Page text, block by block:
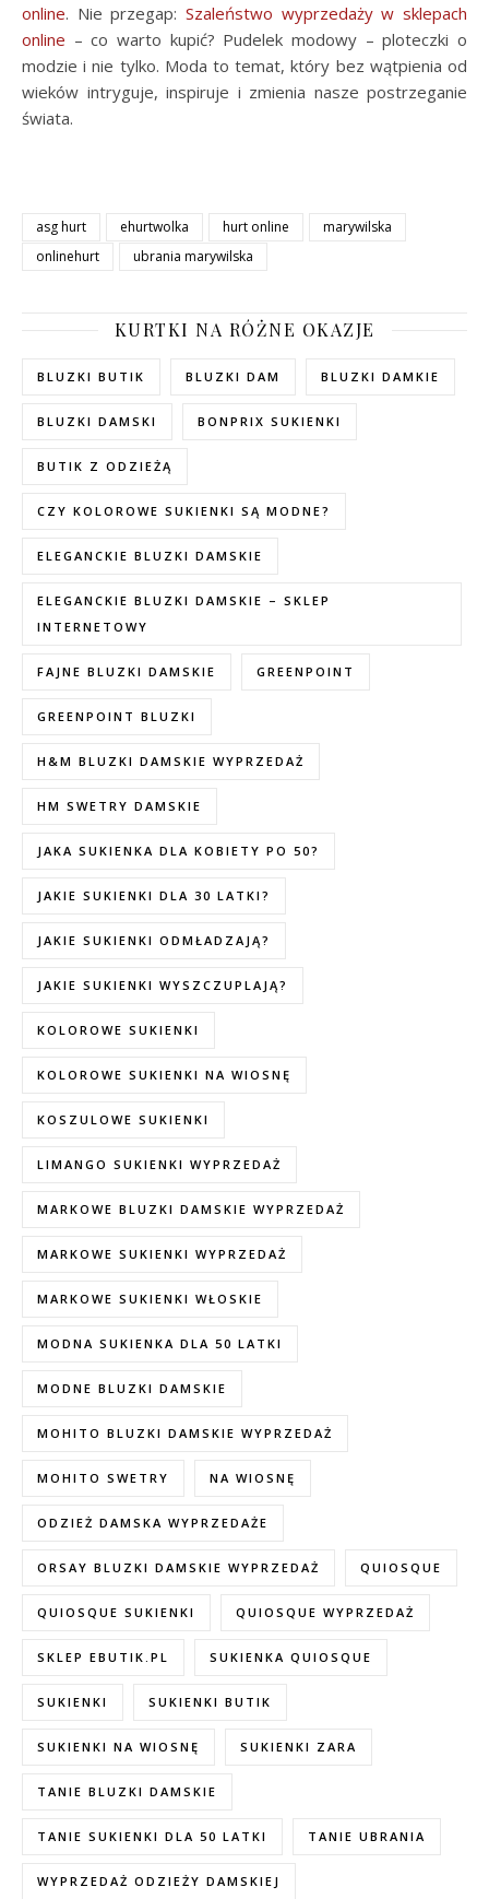
online. Nie przegap: Szaleństwo wyprzedaży w sklepach
online – co warto kupić? Pudelek modowy – ploteczki o
modzie i nie tylko. Moda to temat, który bez wątpienia od
wieków intryguje, inspiruje i zmienia nasze postrzeganie
świata.
asg hurt ehurtwolka hurt online
marywilska
onlinehurt
ubrania marywilska
KURTKI NA RÓŻNE OKAZJE
BLUZKI BUTIK BLUZKI DAM BLUZKI DAMKIE
BLUZKI DAMSKI BONPRIX SUKIENKI
BUTIK Z ODZIEŻĄ
CZY KOLOROWE SUKIENKI SĄ MODNE?
ELEGANCKIE BLUZKI DAMSKIE
ELEGANCKIE BLUZKI DAMSKIE – SKLEP
INTERNETOWY
FAJNE BLUZKI DAMSKIE GREENPOINT
GREENPOINT BLUZKI
H&M BLUZKI DAMSKIE WYPRZEDAŻ
HM SWETRY DAMSKIE
JAKA SUKIENKA DLA KOBIETY PO 50?
JAKIE SUKIENKI DLA 30 LATKI?
JAKIE SUKIENKI ODMŁADZAJĄ?
JAKIE SUKIENKI WYSZCZUPLAJĄ?
KOLOROWE SUKIENKI
KOLOROWE SUKIENKI NA WIOSNĘ
KOSZULOWE SUKIENKI
LIMANGO SUKIENKI WYPRZEDAŻ
MARKOWE BLUZKI DAMSKIE WYPRZEDAŻ
MARKOWE SUKIENKI WYPRZEDAŻ
MARKOWE SUKIENKI WŁOSKIE
MODNA SUKIENKA DLA 50 LATKI
MODNE BLUZKI DAMSKIE
MOHITO BLUZKI DAMSKIE WYPRZEDAŻ
MOHITO SWETRY NA WIOSNĘ
ODZIEŻ DAMSKA WYPRZEDAŻE
ORSAY BLUZKI DAMSKIE WYPRZEDAŻ QUIOSQUE
QUIOSQUE SUKIENKI QUIOSQUE WYPRZEDAŻ
SKLEP EBUTIK.PL SUKIENKA QUIOSQUE
SUKIENKI SUKIENKI BUTIK
SUKIENKI NA WIOSNĘ SUKIENKI ZARA
TANIE BLUZKI DAMSKIE
TANIE SUKIENKI DLA 50 LATKI TANIE UBRANIA
WYPRZEDAŻ ODZIEŻY DAMSKIEJ